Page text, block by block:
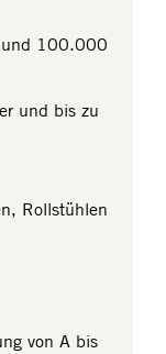
und 100.000
und bis zu
Rollstühlen
von A bis